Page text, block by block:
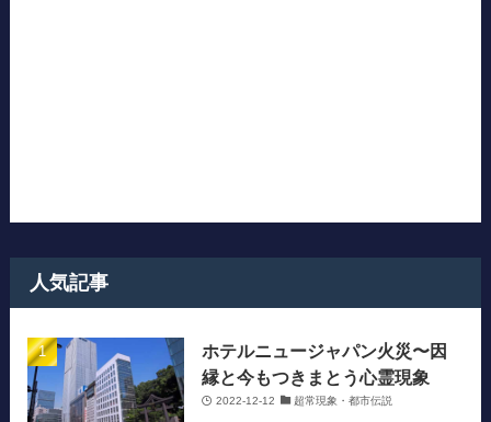
人気記事
ホテルニュージャパン火災〜因
縁と今もつきまとう心霊現象
2022-12-12 超常現象・都市伝説